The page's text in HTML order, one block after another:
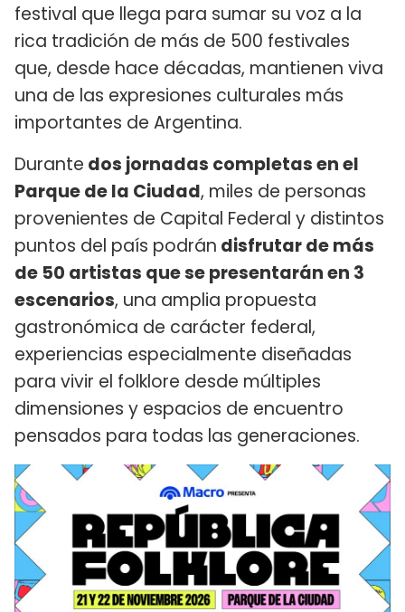
festival que llega para sumar su voz a la
rica tradición de más de 500 festivales
que, desde hace décadas, mantienen viva
una de las expresiones culturales más
importantes de Argentina.
Durante dos jornadas completas en el
Parque de la Ciudad, miles de personas
provenientes de Capital Federal y distintos
puntos del país podrán disfrutar de más
de 50 artistas que se presentarán en 3
escenarios, una amplia propuesta
gastronómica de carácter federal,
experiencias especialmente diseñadas
para vivir el folklore desde múltiples
dimensiones y espacios de encuentro
pensados para todas las generaciones.